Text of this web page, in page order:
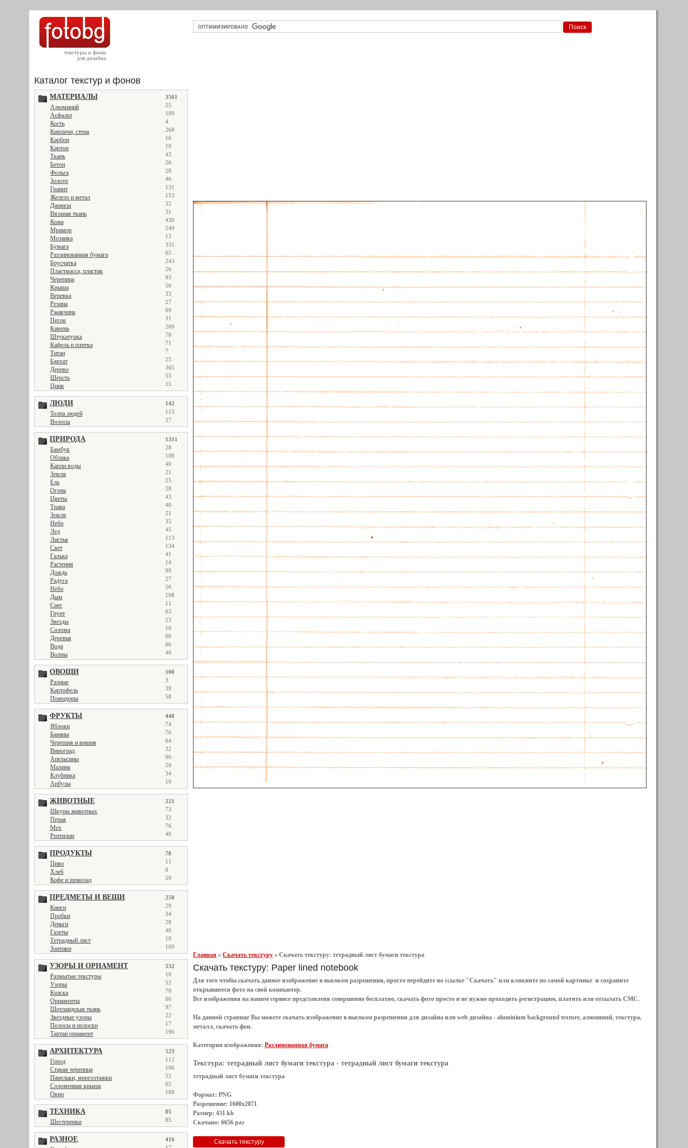
текстуры и фоны
для дизайна
Каталог текстур и фонов
МАТЕРИАЛЫ 3561
Алюминий 25
Асфальт 199
Кость 4
Кирпичи, стена 268
Карбон 16
Картон 10
Ткань 43
Бетон 26
Фольга 28
Золото 46
Гранит 131
Железо и метал 153
Джинсы 32
Вязаная ткань 31
Кожа 430
Мрамор 249
Мозаика 13
Бумага 331
Разлинованная бумага 65
Брусчатка 243
Пластмасса, пластик 26
Черепица 93
Крыша 56
Веревка 33
Резина 27
Ржавчина 69
Песок 31
Камень 269
Штукатурка 78
Кафель и плитка 71
Титан 7
Бархат 25
Дерево 365
Шерсть 53
Цинк 15
ЛЮДИ 142
Толпа людей 115
Волосы 27
ПРИРОДА 1311
Бамбук 28
Облака 108
Капли воды 40
Земля 21
Ель 25
Огонь 28
Цветы 43
Трава 40
Земля 21
Небо 35
Лед 45
Листья 113
Свет 134
Галька 41
Растения 14
Дождь 99
Радуга 27
Небо 56
Дым 108
Снег 11
Грунт 63
Звезды 23
Солома 16
Деревья 66
Вода 66
Волны 40
ОВОЩИ 100
Разные 3
Картофель 39
Помидоры 58
ФРУКТЫ 448
Яблоки 74
Бананы 76
Черешня и вишня 64
Виноград 32
Апельсины 90
Малина 59
Клубника 34
Арбузы 19
ЖИВОТНЫЕ 221
Шкуры животных 73
Перья 32
Мех 76
Рептилии 40
ПРОДУКТЫ 78
Пиво 11
Хлеб 8
Кофе и шоколад 59
ПРЕДМЕТЫ И ВЕЩИ 250
Книги 29
Пробки 34
Деньги 28
Газеты 40
Тетрадный лист 10
Зонтики 109
УЗОРЫ И ОРНАМЕНТ 532
Размытые текстуры 10
Узоры 52
Краска 78
Орнаменты 60
Шотландская ткань 97
Звездные узоры 22
Полосы и полоски 17
Тартан орнамент 196
АРХИТЕКТУРА 523
Город 112
Старая черепица 106
Панельки, многоэтажки 52
Соломенная крыша 65
Окно 188
ТЕХНИКА 85
Шестеренки 85
РАЗНОЕ 416
Главная » Скачать текстуру » Скачать текстуру: тетрадный лист бумаги текстура
Скачать текстуру: Paper lined notebook
Для того чтобы скачать данное изображение в высоком разрешении, просто перейдите по ссылке "Скачать" или кликните по самой картинке и сохраните
открывшееся фото на свой компьютер.
Все изображения на нашем сервисе представленя совершенно бесплатно, скачать фото просто и не нужно проходить регистрацию, платить или отсылать СМС.
На данной странице Вы можете скачать изображение в высоком разрешении для дизайна или web дизайна - aluminium background texture, алюминий, текстура,
металл, скачать фон.
Категория изображения: Разлинованная бумага
Текстура: тетрадный лист бумаги текстура - тетрадный лист бумаги текстура
тетрадный лист бумаги текстура
Формат: PNG
Разрешение: 1600x2071
Размер: 431 kb
Скачано: 6656 раз